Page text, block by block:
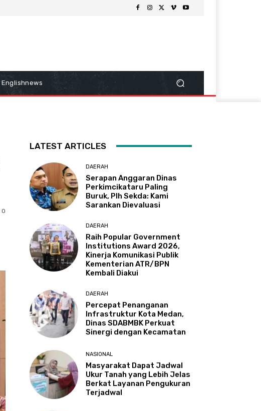
Englishnews
0
LATEST ARTICLES
DAERAH
Serapan Anggaran Dinas
Perkimcikataru Paling
Buruk, Plh Sekda: Kami
Sarankan Dievaluasi
DAERAH
Raih Popular Government
Institutions Award 2026,
Kinerja Komunikasi Publik
Kementerian ATR/BPN
Kembali Diakui
DAERAH
Percepat Penanganan
Infrastruktur Kota Medan,
Dinas SDABMBK Perkuat
Sinergi dengan Kecamatan
NASIONAL
Masyarakat Dapat Jadwal
Ukur Tanah yang Lebih Jelas
Berkat Layanan Pengukuran
Terjadwal